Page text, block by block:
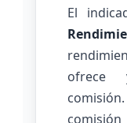
El
ofrece